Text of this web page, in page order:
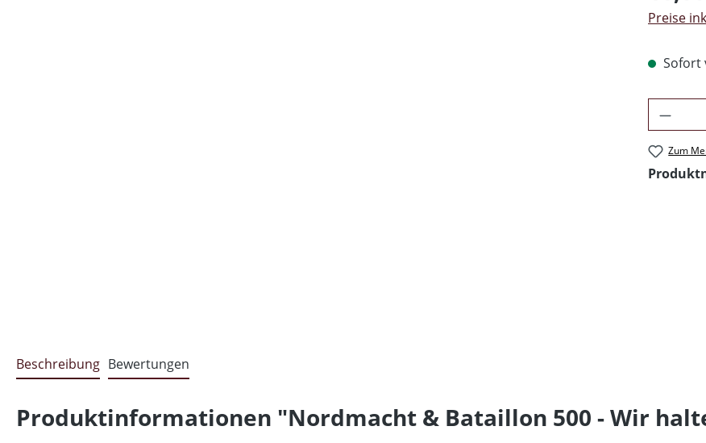
Preise
Sofort
Zum
Beschreibung Bewertungen
Produktinformationen "Nordmacht & Bataillon 500 - Wir